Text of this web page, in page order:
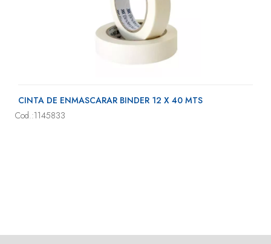
CINTA DE ENMASCARAR BINDER 12 X 40 MTS
Cod.:1145833